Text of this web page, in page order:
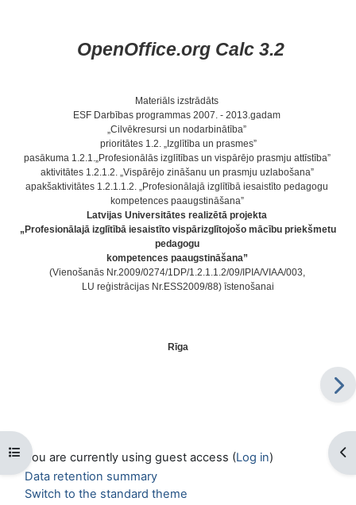
Open course index
OpenOffice.org Calc 3.2
Materiāls izstrādāts
ESF Darbības programmas 2007. - 2013.gadam
„Cilvēkresursi un nodarbinātība”
prioritātes 1.2. „Izglītība un prasmes”
pasākuma 1.2.1.„Profesionālās izglītības un vispārējo prasmju attīstība”
aktivitātes 1.2.1.2. „Vispārējo zināšanu un prasmju uzlabošana”
apakšaktivitātes 1.2.1.1.2. „Profesionālajā izglītībā iesaistīto pedagogu
kompetences paaugstināšana”
Latvijas Universitātes realizētā projekta
„Profesionālajā izglītībā iesaistīto vispārizglītojošo mācību priekšmetu
pedagogu
kompetences paaugstināšana”
(Vienošanās Nr.2009/0274/1DP/1.2.1.1.2/09/IPIA/VIAA/003,
LU reģistrācijas Nr.ESS2009/88) īstenošanai
Rīga
You are currently using guest access (Log in)
Data retention summary
Switch to the standard theme